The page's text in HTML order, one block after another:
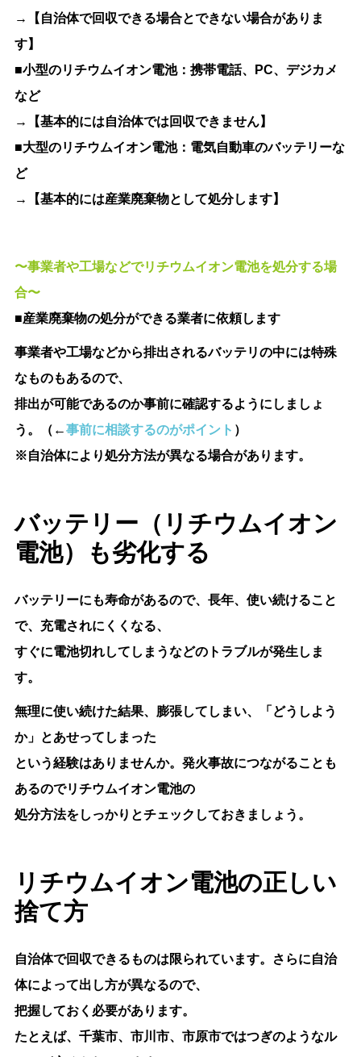
→【自治体で回収できる場合とできない場合がありま
す】
■小型のリチウムイオン電池：携帯電話、PC、デジカメ
など
→【基本的には自治体では回収できません】
■大型のリチウムイオン電池：電気自動車のバッテリーな
ど
→【基本的には産業廃棄物として処分します】
〜事業者や工場などでリチウムイオン電池を処分する場
合〜
■産業廃棄物の処分ができる業者に依頼します
事業者や工場などから排出されるバッテリの中には特殊
なものもあるので、
排出が可能であるのか事前に確認するようにしましょ
う。（←事前に相談するのがポイント ）
※自治体により処分方法が異なる場合があります。
バッテリー（リチウムイオン
電池）も劣化する
バッテリーにも寿命があるので、長年、使い続けること
で、充電されにくくなる、
すぐに電池切れしてしまうなどのトラブルが発生しま
す。
無理に使い続けた結果、膨張してしまい、「どうしよう
か」とあせってしまった
という経験はありませんか。発火事故につながることも
あるのでリチウムイオン電池の
処分方法をしっかりとチェックしておきましょう。
リチウムイオン電池の正しい
捨て方
自治体で回収できるものは限られています。さらに自治
体によって出し方が異なるので、
把握しておく必要があります。
たとえば、千葉市、市川市、市原市ではつぎのようなル